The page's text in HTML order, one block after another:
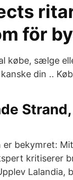
för
købe, sælge
din ..
er bekymret:
kritiserer
Lalandia,